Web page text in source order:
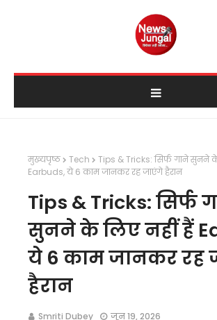
मुख्यपृष्ठ Tech
Tips & Tricks: सिर्फ गाने सुनने
Earbuds, ये 6 काम जानकर रह जाएंगे हैरान
Tips & Tricks: सिर्फ
सुनने के लिए नहीं हैं
ये 6 काम जानकर रह
हैरान
Smriti Dubey जून 19, 2026